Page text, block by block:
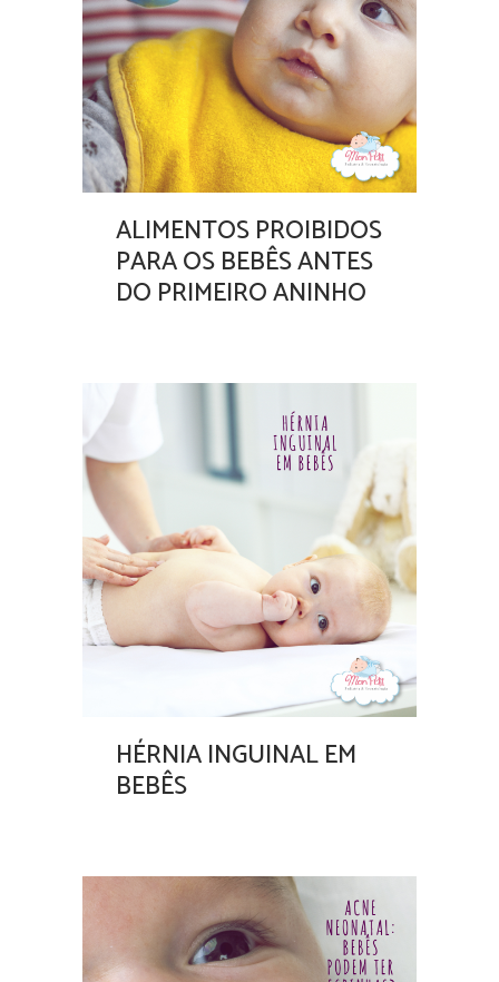
ALIMENTOS PROIBIDOS
PARA OS BEBÊS ANTES
DO PRIMEIRO ANINHO
HÉRNIA INGUINAL EM
BEBÊS